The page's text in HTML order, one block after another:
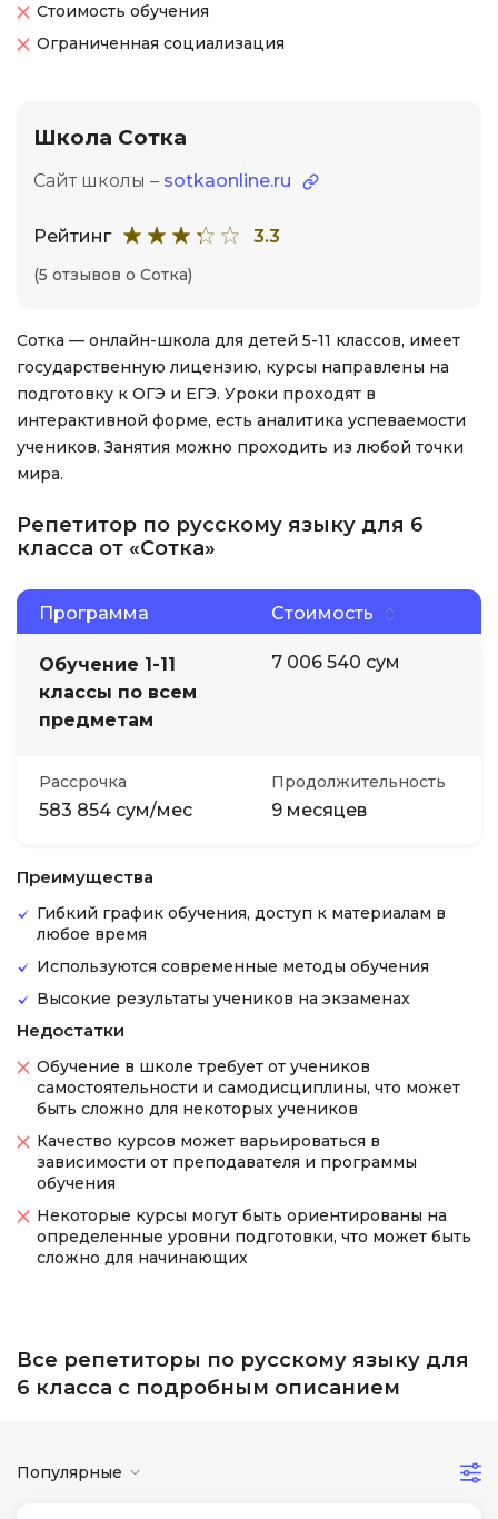
Стоимость обучения
Ограниченная социализация
Школа Сотка
Сайт школы – sotkaonline.ru
Рейтинг 3.3
(5 отзывов о Сотка)
Сотка — онлайн-школа для детей 5-11 классов, имеет
государственную лицензию, курсы направлены на
подготовку к ОГЭ и ЕГЭ. Уроки проходят в
интерактивной форме, есть аналитика успеваемости
учеников. Занятия можно проходить из любой точки
мира.
Репетитор по русскому языку для 6
класса от «Сотка»
Программа Стоимость
Обучение 1-11
классы по всем
предметам
7 006 540 сум
Рассрочка
583 854 сум/мес
Продолжительность
9 месяцев
Преимущества
Гибкий график обучения, доступ к материалам в
любое время
Используются современные методы обучения
Высокие результаты учеников на экзаменах
Недостатки
Обучение в школе требует от учеников
самостоятельности и самодисциплины, что может
быть сложно для некоторых учеников
Качество курсов может варьироваться в
зависимости от преподавателя и программы
обучения
Некоторые курсы могут быть ориентированы на
определенные уровни подготовки, что может быть
сложно для начинающих
Все репетиторы по русскому языку для
6 класса с подробным описанием
Популярные